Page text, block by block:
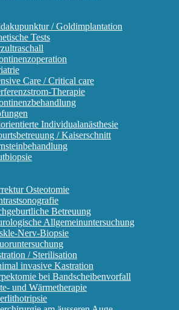
/ Goldimplantation
Tests
Care / Critical care
Therapie
Individualanästhesie
/ Kaiserschnitt
Osteotomie
Betreuung
Allgemeinuntersuchung
Nerv-Biopsie
/ Sterilisation
invasive Kastration
bei Bandscheibenvorfall
und Wärmetherapie